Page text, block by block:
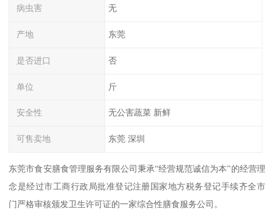
病虫害 无
产地 东莞
是否进口 否
单位 斤
安全性 无公害蔬菜 新鲜
可售卖地 东莞 深圳
东莞市食安膳食管理服务有限公司秉承“经营规范诚信为本”的经营理
念是经过市工商行政局批准登记注册国家地方税务登记手续齐全市
门严格审核颁发卫生许可证的一家综合性膳食服务公司。